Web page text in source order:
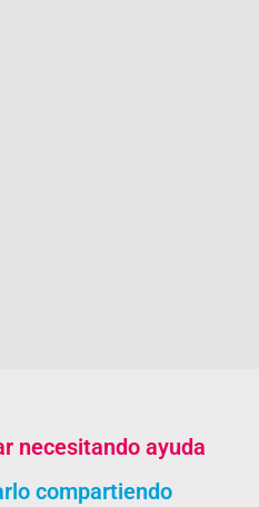
necesitando ayuda
compartiendo